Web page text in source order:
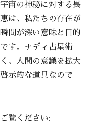
宙の神秘に対する畏
は、私たちの存在が
間が深い意味と目的
す。ナディ占星術
、人間の意識を拡大
示的な道具なので
覧ください: